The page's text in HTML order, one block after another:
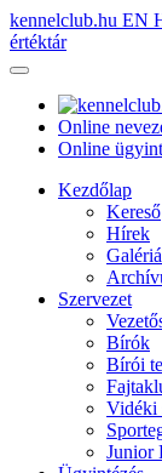
kennelclub.hu EN
értéktár
Online
Online
Kezdőlap
Kereső
Hírek
Szervezet
Bírók
Bírói
Vidéki
Junior